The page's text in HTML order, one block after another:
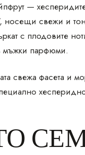
—
носещи свежи и
с плодовите
мъжки парфюми.
свежа фасета и